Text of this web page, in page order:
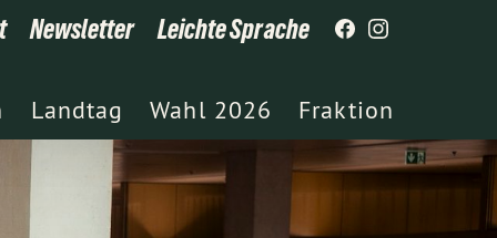
Newsletter Leichte Sprache
Landtag Wahl 2026 Fraktion